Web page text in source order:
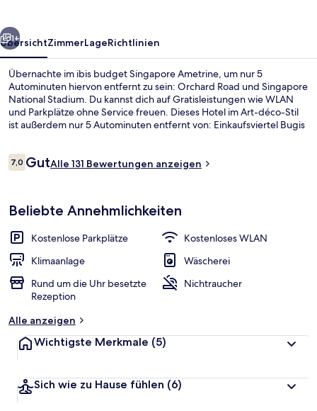
1+
ÜbersichtZimmerLageRichtlinien
Übernachte im ibis budget Singapore Ametrine, um nur 5
Autominuten hiervon entfernt zu sein: Orchard Road und Singapore
National Stadium. Du kannst dich auf Gratisleistungen wie WLAN
und Parkplätze ohne Service freuen. Dieses Hotel im Art-déco-Stil
ist außerdem nur 5 Autominuten entfernt von: Einkaufsviertel Bugis
Bahn läuft man 10 Minuten (S-Bahn-Station Kallang) bzw. 12
Bewertungen
7,07,0 von 10.
GutAlle 131 Bewertungen anzeigen
Beliebte Annehmlichkeiten
Kostenlose Parkplätze
Kostenloses WLAN
Klimaanlage
Wäscherei
Rund um die Uhr besetzte
Rezeption
Nichtraucher
Alle anzeigen
Wichtigste Merkmale (5)
Sich wie zu Hause fühlen (6)